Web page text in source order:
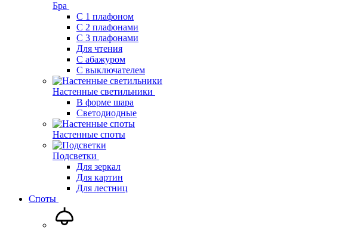
Бра
С 1 плафоном
С 2 плафонами
С 3 плафонами
Для чтения
С абажуром
С выключателем
Настенные светильники
В форме шара
Светодиодные
Настенные споты
Подсветки
Для зеркал
Для картин
Для лестниц
Споты